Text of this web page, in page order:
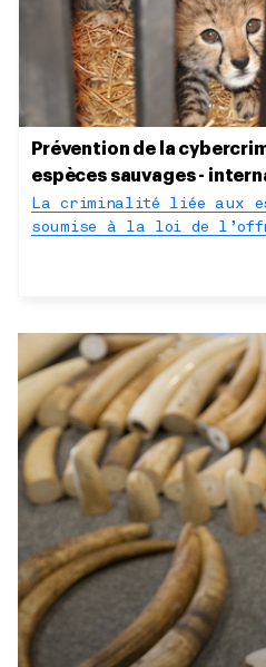
Prévention de la
espèces sauvages -
La criminalité liée aux
soumise à la loi de